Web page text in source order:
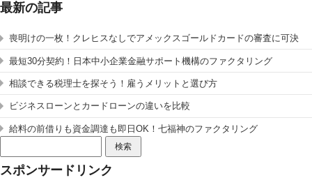
最新の記事
喪明けの一枚！クレヒスなしでアメックスゴールドカードの審査に可決
最短30分契約！日本中小企業金融サポート機構のファクタリング
相談できる税理士を探そう！雇うメリットと選び方
ビジネスローンとカードローンの違いを比較
給料の前借りも資金調達も即日OK！七福神のファクタリング
索:
スポンサードリンク